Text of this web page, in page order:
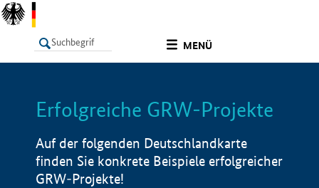
MENÜ
LISTE Info
Erfolgreiche GRW-Projekte
Auf der folgenden Deutschlandkarte
finden Sie konkrete Beispiele erfolgreicher
GRW-Projekte!